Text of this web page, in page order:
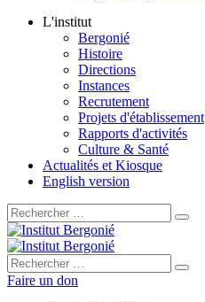
L'institut
Bergonié
Histoire
Directions
Instances
Recrutement
Projets d'établissement
Rapports d'activités
Culture & Santé
Actualités et Kiosque
English version
Rechercher :
Rechercher :
Faire un don